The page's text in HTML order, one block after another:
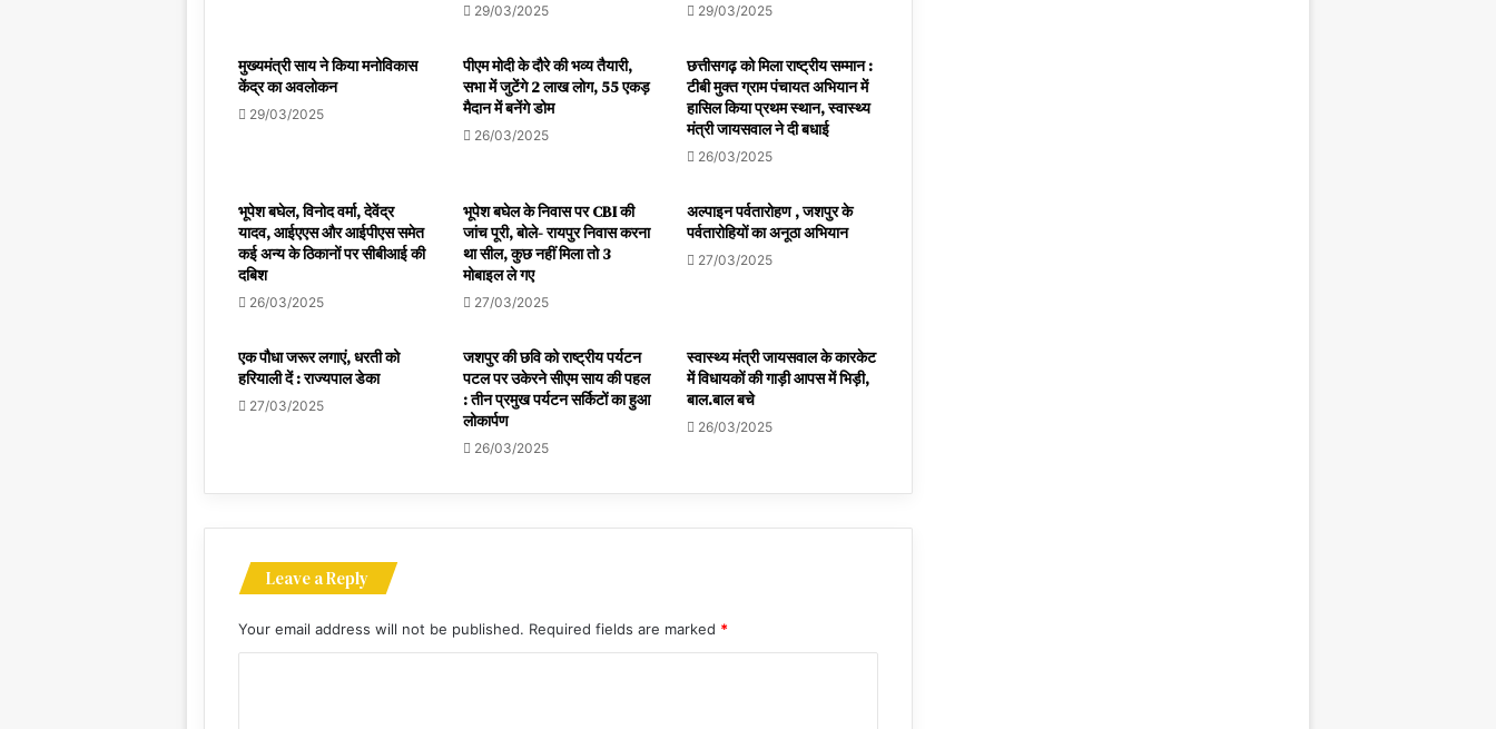
29/03/2025 29/03/2025
मुख्यमंत्री साय ने किया मनोविकास
केंद्र का अवलोकन
29/03/2025
पीएम मोदी के दौरे की भव्य तैयारी,
सभा में जुटेंगे 2 लाख लोग, 55 एकड़
मैदान में बनेंगे डोम
26/03/2025
छत्तीसगढ़ को मिला राष्ट्रीय सम्मान :
टीबी मुक्त ग्राम पंचायत अभियान में
हासिल किया प्रथम स्थान, स्वास्थ्य
मंत्री जायसवाल ने दी बधाई
26/03/2025
भूपेश बघेल, विनोद वर्मा, देवेंद्र
यादव, आईएएस और आईपीएस समेत
कई अन्य के ठिकानों पर सीबीआई की
दबिश
26/03/2025
भूपेश बघेल के निवास पर CBI की
जांच पूरी, बोले- रायपुर निवास करना
था सील, कुछ नहीं मिला तो 3
मोबाइल ले गए
27/03/2025
अल्पाइन पर्वतारोहण , जशपुर के
पर्वतारोहियों का अनूठा अभियान
27/03/2025
एक पौधा जरूर लगाएं, धरती को
हरियाली दें : राज्यपाल डेका
27/03/2025
जशपुर की छवि को राष्ट्रीय पर्यटन
पटल पर उकेरने सीएम साय की पहल
: तीन प्रमुख पर्यटन सर्किटों का हुआ
लोकार्पण
26/03/2025
स्वास्थ्य मंत्री जायसवाल के कारकेट
में विधायकों की गाड़ी आपस में भिड़ी,
बाल.बाल बचे
26/03/2025
Leave a Reply
Your email address will not be published. Required fields are marked *